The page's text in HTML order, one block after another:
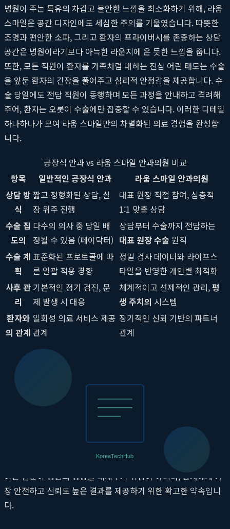
병원이 주는 특유의 차갑고 불안한 느낌을 최소화하기 위해, 라움
스마일은 공간 디자인에도 세심한 주의를 기울였습니다. 따뜻한
조명과 편안한 소파, 그리고 환자의 프라이버시를 존중하는 상담
공간은 병원이라기보다 아늑한 라운지에 온 듯한 느낌을 줍니다.
또한, 모든 직원이 환자를 가족처럼 대하는 진심 어린 태도는 수술
을 앞둔 환자의 긴장을 풀어주고 심리적 안정감을 제공합니다. 수
술 당일에도 전담 직원이 동행하며 모든 과정을 안내하고 격려해
주어, 환자는 오롯이 수술에만 집중할 수 있습니다. 이러한 디테일
하나하나가 모여 라움 스마일만의 차별화된 의료 경험을 완성합
니다.
공장식 안과 vs 라움 스마일 안과의원 비교
항목
일반적인 공장식 안과
라움 스마일 안과의원
상담 방
식
짧고 정형화된 상담, 실
장 위주 진행
대표 원장 직접 참여, 심층적
1:1 맞춤 상담
수술 집
도의
다수의 의사 중 당일 배
정될 수 있음 (페이닥터)
상담부터 수술까지 전담하는
대표 원장 수술 원칙
수술 계
획
표준화된 프로토콜에 따
른 일괄 적용 경향
정밀 검사 데이터와 라이프스
타일을 반영한 개인별 최적화
사후 관
리
기본적인 정기 검진, 문
제 발생 시 대응
체계적이고 선제적인 관리,평
생 주치의 시스템
환자와
의 관계
일회성 의료 서비스 제공
관계
장기적인 신뢰 기반의 파트너
관계
경험의 차이: 대표 원장 수술이 중요한 이유
시력 교정 수술의 성공을 좌우하는 가장 결정적인 변수는 무엇일
까요? 최첨단 레이저 장비도 중요하지만, 그 장비를 다루고 수술
의 모든 과정을 책임지는 집도의의 경험과 판단력이야말로 그 무
라움 스마일 안과의원
'모든 수술은 대표 원장이 직접 집도한다'는 원칙을 고수합니다.
이는 단순히 병원의 명성을 내세우기 위함이 아니라, 환자에게 가
장 안전하고 신뢰도 높은 결과를 제공하기 위한 확고한 약속입니
다.